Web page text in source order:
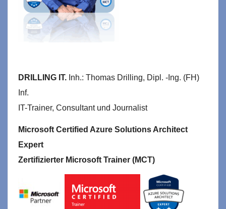
DRILLING IT. Inh.: Thomas Drilling, Dipl. -Ing. (FH)
Inf.
IT-Trainer, Consultant und Journalist
Microsoft Certified Azure Solutions Architect
Expert
Zertifizierter Microsoft Trainer (MCT)